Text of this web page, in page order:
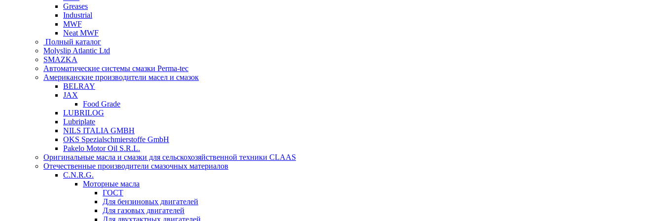
Greases
Industrial
MWF
Neat MWF
Полный каталог
Molyslip Atlantic Ltd
SMAZKA
Автоматические системы смазки Perma-tec
Американские производители масел и смазок
BELRAY
JAX
Food Grade
LUBRILOG
Lubriplate
NILS ITALIA GMBH
OKS Spezialschmierstoffe GmbH
Pakelo Motor Oil S.R.L.
Оригинальные масла и смазки для сельскохозяйственной техники CLAAS
Отечественные производители смазочных материалов
C.N.R.G.
Моторные масла
ГОСТ
Для бензиновых двигателей
Для газовых двигателей
Для двухтактных двигателей